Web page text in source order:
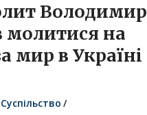
Володимир
молитися на
мир в Україні
Суспільство /